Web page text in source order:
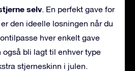
selv. En perfekt gave for
den ideelle løsningen når du
hver enkelt gave
også bli lagt til enhver type
stjerneskinn i julen.